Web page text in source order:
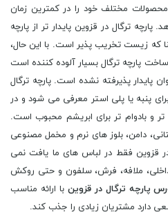
محصولات مختلف خود را در کمترین زمان
ترگال در قزوین پایدار تر از پارچه
که زیست تخریب پذیر است. با این حال،
پارچه ترگال بسیار آلوده کننده است
پایدار پذیرفته نشده است. پارچه ترگال
پنبه یا پلی استر معرفی می شود و در
و بادوام تر برای ابریشم محبوب است.
دامن، بلوز های نرم و مخمل مصنوعی
قزوین فقط در لباس ‌های ما یافت نمی
داخلی، ملافه، فرش، سلفون و حتی روکش
پارچه ترگال در قزوین با ارائه مناسب
دارد مشتریان زیادی را جذب کند.